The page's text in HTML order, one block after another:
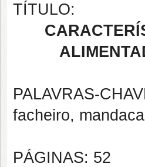
TÍTULO:
PALAVRAS-
facheiro,
PÁGINAS: 52